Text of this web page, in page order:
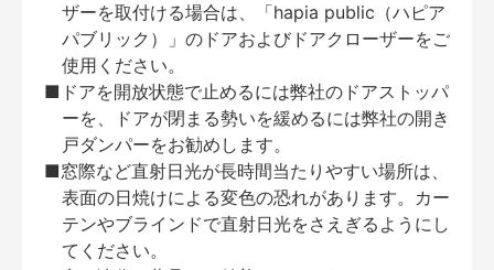
ザーを取付ける場合は、「hapia public（ハピア
パブリック）」のドアおよびドアクローザーをご
使用ください。
■ドアを開放状態で止めるには弊社のドアストッパ
ーを、ドアが閉まる勢いを緩めるには弊社の開き
戸ダンパーをお勧めします。
■窓際など直射日光が長時間当たりやすい場所は、
表面の日焼けによる変色の恐れがあります。カー
テンやブラインドで直射日光をさえぎるようにし
てください。